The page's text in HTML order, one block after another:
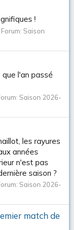
!
Forum: Saison
l'an passé
Saison 2026-
les rayures
années
n'est pas
saison ?
Saison 2026-
match de